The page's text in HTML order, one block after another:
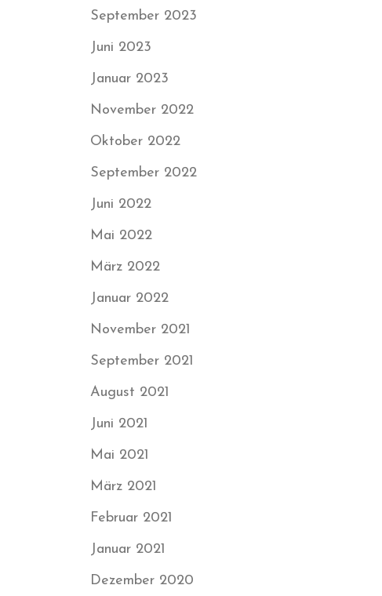
September 2023
Juni 2023
Januar 2023
November 2022
Oktober 2022
September 2022
Juni 2022
Mai 2022
März 2022
Januar 2022
November 2021
September 2021
August 2021
Juni 2021
Mai 2021
März 2021
Februar 2021
Januar 2021
Dezember 2020